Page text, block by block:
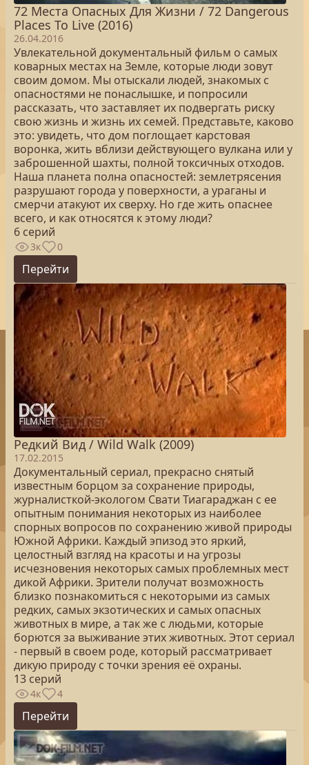
72 Места Опасных Для Жизни / 72 Dangerous
Places To Live (2016)
26.04.2016
Увлекательной документальный фильм о самых
коварных местах на Земле, которые люди зовут
своим домом. Мы отыскали людей, знакомых с
опасностями не понаслышке, и попросили
рассказать, что заставляет их подвергать риску
свою жизнь и жизнь их семей. Представьте, каково
это: увидеть, что дом поглощает карстовая
воронка, жить вблизи действующего вулкана или у
заброшенной шахты, полной токсичных отходов.
Наша планета полна опасностей: землетрясения
разрушают города у поверхности, а ураганы и
смерчи атакуют их сверху. Но где жить опаснее
всего, и как относятся к этому люди?
6 серий
3к 0
Перейти
Редкий Вид / Wild Walk (2009)
17.02.2015
Документальный сериал, прекрасно снятый
известным борцом за сохранение природы,
журналисткой-экологом Свати Тиагараджан с ее
опытным понимания некоторых из наиболее
спорных вопросов по сохранению живой природы
Южной Африки. Каждый эпизод это яркий,
целостный взгляд на красоты и на угрозы
исчезновения некоторых самых проблемных мест
дикой Африки. Зрители получат возможность
близко познакомиться с некоторыми из самых
редких, самых экзотических и самых опасных
животных в мире, а так же с людьми, которые
борются за выживание этих животных. Этот сериал
- первый в своем роде, который рассматривает
дикую природу с точки зрения её охраны.
13 серий
4к 4
Перейти